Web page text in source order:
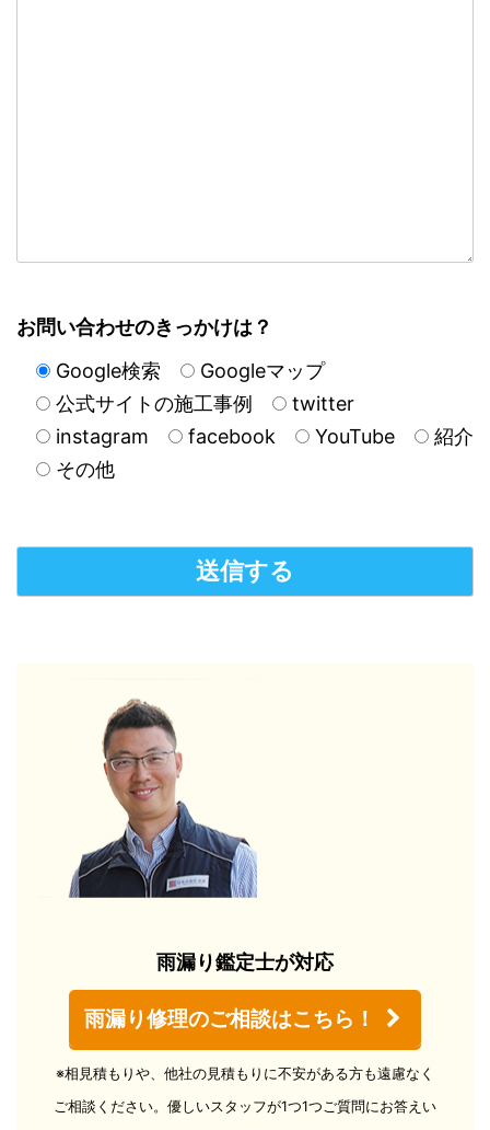
お問い合わせのきっかけは？
Google検索
Googleマップ
公式サイトの施工事例
twitter
instagram
facebook YouTube
紹介
その他
雨漏り鑑定士が対応
雨漏り修理のご相談はこちら！
※相見積もりや、他社の見積もりに不安がある方も遠慮なく
ご相談ください。優しいスタッフが1つ1つご質問にお答えい